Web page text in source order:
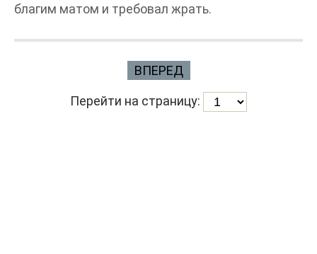
благим матом и требовал жрать.
ВПЕРЕД
Перейти на страницу: